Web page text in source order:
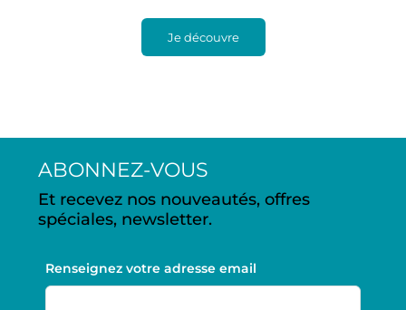
Je découvre
ABONNEZ-VOUS
Et recevez nos nouveautés, offres
spéciales, newsletter.
Renseignez votre adresse email